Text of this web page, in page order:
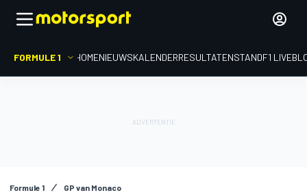
FORMULE 1 HOMENIEUWSKALENDERRESULTATENSTANDF1
Formule 1 GP van Monaco